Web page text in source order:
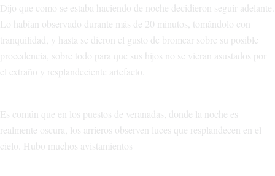
Dijo que como se estaba haciendo de noche decidieron seguir adelante.
Lo habían observado durante más de 20 minutos, tomándolo con
tranquilidad, y hasta se dieron el gusto de bromear sobre su posible
procedencia, sobre todo para que sus hijos no se vieran asustados por
el extraño y resplandeciente artefacto.
Es común que en los puestos de veranadas, donde la noche es
realmente oscura, los arrieros observen luces que resplandecen en el
cielo. Hubo muchos avistamientos